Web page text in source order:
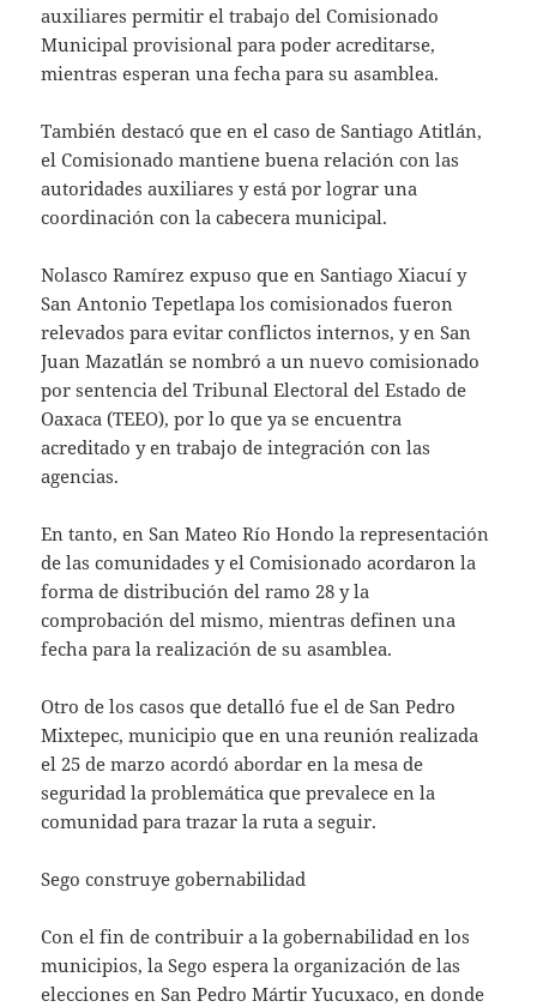
auxiliares permitir el trabajo del Comisionado
Municipal provisional para poder acreditarse,
mientras esperan una fecha para su asamblea.
También destacó que en el caso de Santiago Atitlán,
el Comisionado mantiene buena relación con las
autoridades auxiliares y está por lograr una
coordinación con la cabecera municipal.
Nolasco Ramírez expuso que en Santiago Xiacuí y
San Antonio Tepetlapa los comisionados fueron
relevados para evitar conflictos internos, y en San
Juan Mazatlán se nombró a un nuevo comisionado
por sentencia del Tribunal Electoral del Estado de
Oaxaca (TEEO), por lo que ya se encuentra
acreditado y en trabajo de integración con las
agencias.
En tanto, en San Mateo Río Hondo la representación
de las comunidades y el Comisionado acordaron la
forma de distribución del ramo 28 y la
comprobación del mismo, mientras definen una
fecha para la realización de su asamblea.
Otro de los casos que detalló fue el de San Pedro
Mixtepec, municipio que en una reunión realizada
el 25 de marzo acordó abordar en la mesa de
seguridad la problemática que prevalece en la
comunidad para trazar la ruta a seguir.
Sego construye gobernabilidad
Con el fin de contribuir a la gobernabilidad en los
municipios, la Sego espera la organización de las
elecciones en San Pedro Mártir Yucuxaco, en donde